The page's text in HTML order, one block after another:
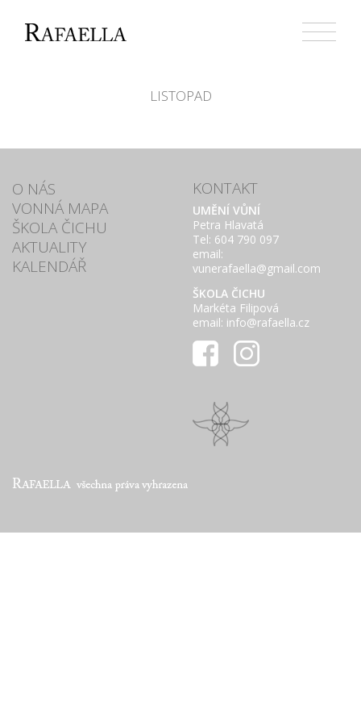
obsahu
webu
LISTOPAD
O NÁS
VONNÁ MAPA
ŠKOLA ČICHU
AKTUALITY
KALENDÁŘ
KONTAKT
UMĚNÍ VŮNÍ
Petra Hlavatá
Tel: 604 790 097
email:
vunerafaella@gmail.com
ŠKOLA ČICHU
Markéta Filipová
email: info@rafaella.cz